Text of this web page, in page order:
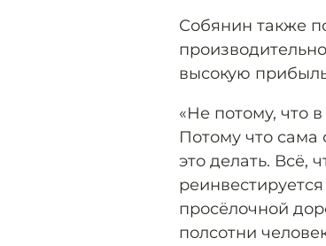
Собянин также
высокую
«Не потому, что
Потому что сама
это делать. Всё,
просёлочной
полсотни